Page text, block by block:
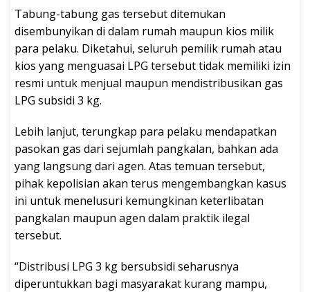
Tabung-tabung gas tersebut ditemukan
disembunyikan di dalam rumah maupun kios milik
para pelaku. Diketahui, seluruh pemilik rumah atau
kios yang menguasai LPG tersebut tidak memiliki izin
resmi untuk menjual maupun mendistribusikan gas
LPG subsidi 3 kg.
Lebih lanjut, terungkap para pelaku mendapatkan
pasokan gas dari sejumlah pangkalan, bahkan ada
yang langsung dari agen. Atas temuan tersebut,
pihak kepolisian akan terus mengembangkan kasus
ini untuk menelusuri kemungkinan keterlibatan
pangkalan maupun agen dalam praktik ilegal
tersebut.
“Distribusi LPG 3 kg bersubsidi seharusnya
diperuntukkan bagi masyarakat kurang mampu,